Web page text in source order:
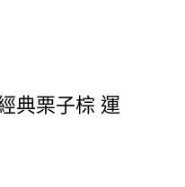
典栗子棕 運